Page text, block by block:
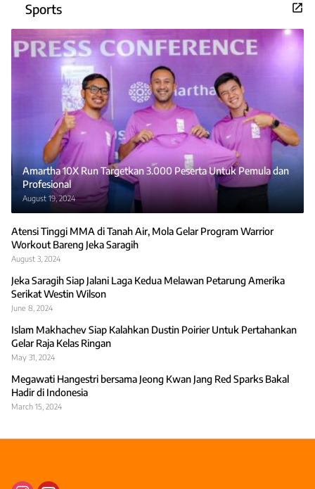
Sports
Amartha 10X Run Targetkan 3.000 Peserta Untuk Pemula dan
Profesional
August 19, 2024
Atensi Tinggi MMA di Tanah Air, Mola Gelar Program Warrior
Workout Bareng Jeka Saragih
August 3, 2024
Jeka Saragih Siap Jalani Laga Kedua Melawan Petarung Amerika
Serikat Westin Wilson
June 8, 2024
Islam Makhachev Siap Kalahkan Dustin Poirier Untuk Pertahankan
Gelar Raja Kelas Ringan
May 31, 2024
Megawati Hangestri bersama Jeong Kwan Jang Red Sparks Bakal
Hadir di Indonesia
March 15, 2024